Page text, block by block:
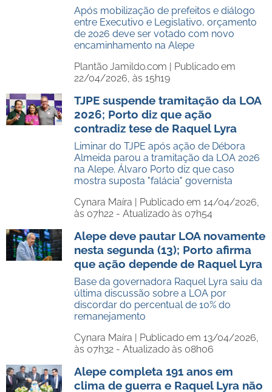
Após mobilização de prefeitos e diálogo
entre Executivo e Legislativo, orçamento
de 2026 deve ser votado com novo
encaminhamento na Alepe
Plantão Jamildo.com | Publicado em
22/04/2026, às 15h19
TJPE suspende tramitação da LOA
2026; Porto diz que ação
contradiz tese de Raquel Lyra
Liminar do TJPE após ação de Débora
Almeida parou a tramitação da LOA 2026
na Alepe. Álvaro Porto diz que caso
mostra suposta "falácia" governista
Cynara Maíra | Publicado em 14/04/2026,
às 07h22 - Atualizado às 07h54
Alepe deve pautar LOA novamente
nesta segunda (13); Porto afirma
que ação depende de Raquel Lyra
Base da governadora Raquel Lyra saiu da
última discussão sobre a LOA por
discordar do percentual de 10% do
remanejamento
Cynara Maíra | Publicado em 13/04/2026,
às 07h32 - Atualizado às 08h06
Alepe completa 191 anos em
clima de guerra e Raquel Lyra não